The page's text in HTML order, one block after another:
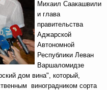
Михаил Саакашвили
и глава
правительства
Аджарской
Автономной
Республики Леван
Варшаломидзе
дом вина", который,
виноградником сорта